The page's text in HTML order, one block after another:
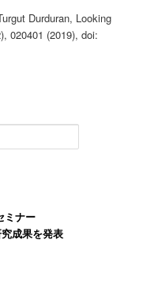
Durduran, Looking
020401 (2019), doi:
ミナー
成果を発表